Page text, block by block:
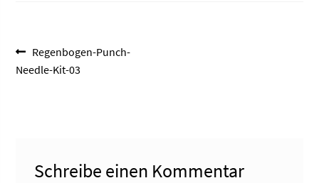
Beitragsnavigation
Vorheriger
Beitrag:
Regenbogen-Punch-
Needle-Kit-03
Schreibe einen Kommentar